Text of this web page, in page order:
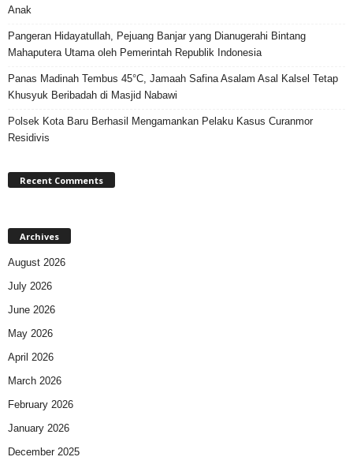
Anak
Pangeran Hidayatullah, Pejuang Banjar yang Dianugerahi Bintang
Mahaputera Utama oleh Pemerintah Republik Indonesia
Panas Madinah Tembus 45°C, Jamaah Safina Asalam Asal Kalsel Tetap
Khusyuk Beribadah di Masjid Nabawi
Polsek Kota Baru Berhasil Mengamankan Pelaku Kasus Curanmor
Residivis
Recent Comments
Archives
August 2026
July 2026
June 2026
May 2026
April 2026
March 2026
February 2026
January 2026
December 2025